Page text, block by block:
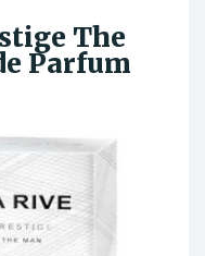
The
Parfum